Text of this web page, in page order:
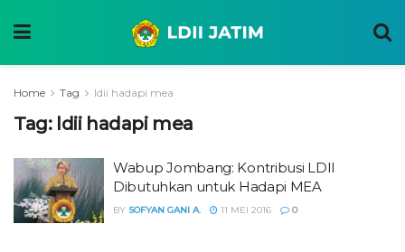
Home Tag ldii hadapi mea
Tag: ldii hadapi mea
Wabup Jombang: Kontribusi LDII
Dibutuhkan untuk Hadapi MEA
BY SOFYAN GANI A. 11 MEI 2016 0